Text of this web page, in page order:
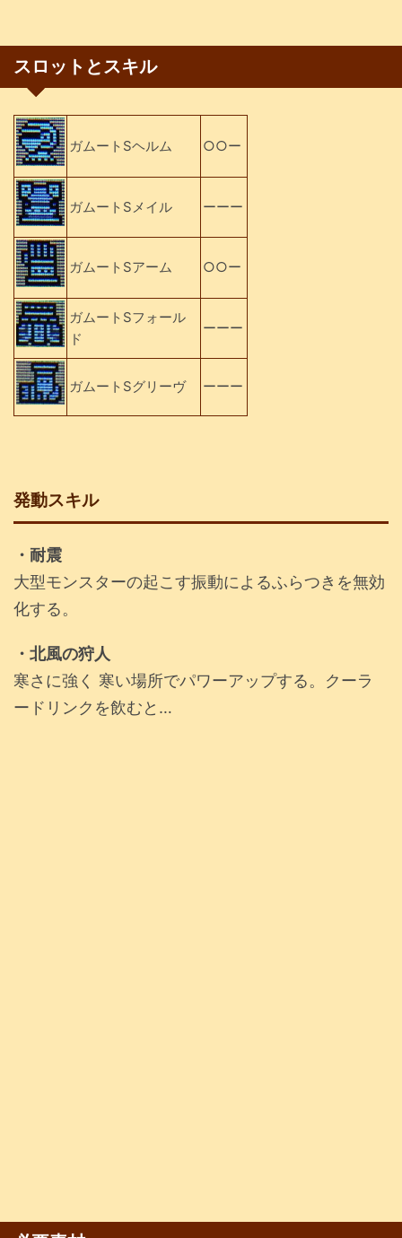
スロットとスキル
ガムートSヘルム ○○ー
ガムートSメイル ーーー
ガムートSアーム ○○ー
ガムートSフォール
ド
ーーー
ガムートSグリーヴ ーーー
発動スキル
・耐震
大型モンスターの起こす振動によるふらつきを無効
化する。
・北風の狩人
寒さに強く 寒い場所でパワーアップする。クーラ
ードリンクを飲むと…